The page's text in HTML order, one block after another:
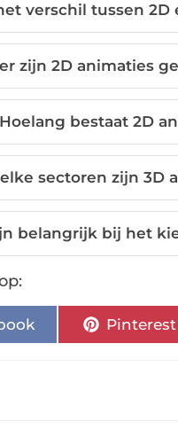
verschil tussen 2D
zijn 2D animaties
Hoelang bestaat 2D
sectoren zijn 3D
belangrijk bij het
Pinterest